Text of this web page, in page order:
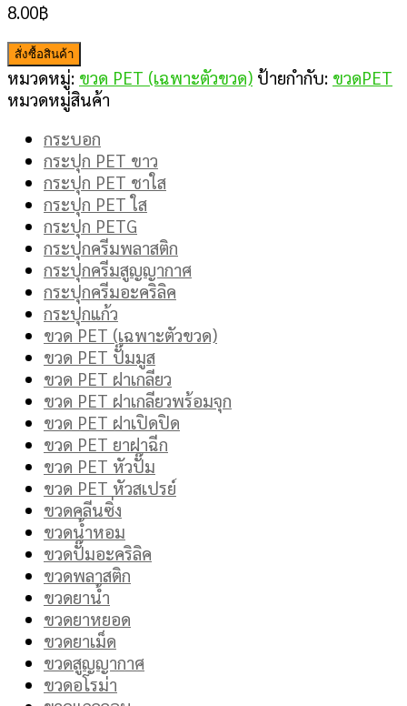
8.00฿
สั่งซื้อสินค้า
หมวดหมู่: ขวด PET (เฉพาะตัวขวด) ป้ายกำกับ: ขวดPET
หมวดหมู่สินค้า
กระบอก
กระปุก PET ขาว
กระปุก PET ชาใส
กระปุก PET ใส
กระปุก PETG
กระปุกครีมพลาสติก
กระปุกครีมสูญญากาศ
กระปุกครีมอะคริลิค
กระปุกแก้ว
ขวด PET (เฉพาะตัวขวด)
ขวด PET ปั๊มมูส
ขวด PET ฝาเกลียว
ขวด PET ฝาเกลียวพร้อมจุก
ขวด PET ฝาเปิดปิด
ขวด PET ยาฝาฉีก
ขวด PET หัวปั๊ม
ขวด PET หัวสเปรย์
ขวดคลีนซิ่ง
ขวดน้ำหอม
ขวดปั๊มอะคริลิค
ขวดพลาสติก
ขวดยาน้ำ
ขวดยาหยอด
ขวดยาเม็ด
ขวดสูญญากาศ
ขวดอโรม่า